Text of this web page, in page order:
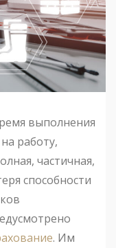
выполнения
работу,
частичная,
способности
. Им